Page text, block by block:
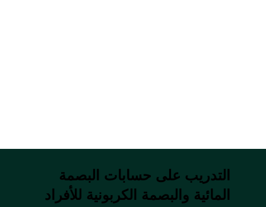
التدريب على حسابات البصمة
المائية والبصمة الكربونية للأفراد